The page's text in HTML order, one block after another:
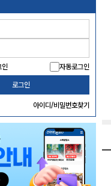
인 자동로그인
로그인
아이디/비밀번호찾기